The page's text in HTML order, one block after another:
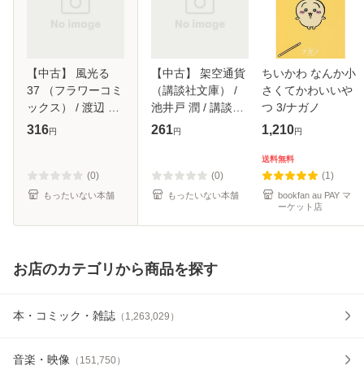
【中古】 風光る
37 （フラワーコミ
ックス） / 渡辺 多
恵子 / 小学館 [コミ
316円
(0)
もったいない本舗
【中古】 架空通貨
（講談社文庫） /
池井戸 潤 / 講談社
[文庫]【メール便送
261円
(0)
もったいない本舗
ちいかわ なんか小
さくてかわいいや
つ 3/ナガノ
1,210円
送料無料
(1)
bookfan au PAY マ
ーケット店
お店のカテゴリから商品を探す
本・コミック・雑誌 （ 1,263,029 ）
音楽・映像 （ 151,750）